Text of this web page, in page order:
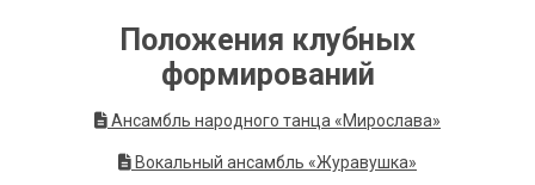
Положения клубных
формирований
Ансамбль народного танца «Мирослава»
Вокальный ансамбль «Журавушка»